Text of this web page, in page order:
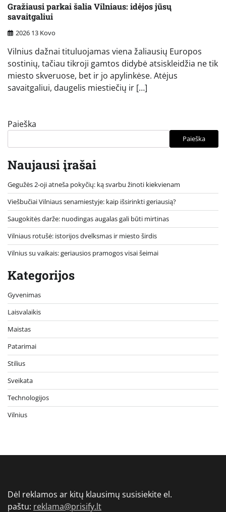
Gražiausi parkai šalia Vilniaus: idėjos jūsų
savaitgaliui
2026 13 Kovo
Vilnius dažnai tituluojamas viena žaliausių Europos
sostinių, tačiau tikroji gamtos didybė atsiskleidžia ne tik
miesto skveruose, bet ir jo apylinkėse. Atėjus
savaitgaliui, daugelis miestiečių ir […]
Paieška
Paieška
Naujausi įrašai
Gegužės 2-oji atneša pokyčių: ką svarbu žinoti kiekvienam
Viešbučiai Vilniaus senamiestyje: kaip išsirinkti geriausią?
Saugokitės darže: nuodingas augalas gali būti mirtinas
Vilniaus rotušė: istorijos dvelksmas ir miesto širdis
Vilnius su vaikais: geriausios pramogos visai šeimai
Kategorijos
Gyvenimas
Laisvalaikis
Maistas
Patarimai
Stilius
Sveikata
Technologijos
Vilnius
Dėl reklamos ar kitų klausimų susisiekite el.
paštu: reklama@prisify.lt